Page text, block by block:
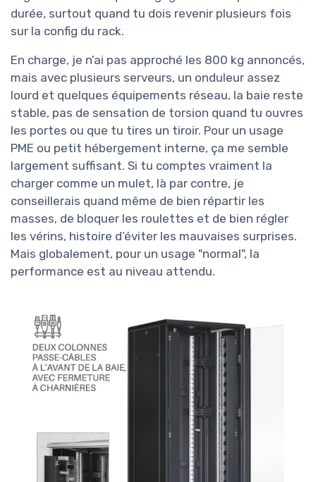
durée, surtout quand tu dois revenir plusieurs fois
sur la config du rack.
En charge, je n’ai pas approché les 800 kg annoncés,
mais avec plusieurs serveurs, un onduleur assez
lourd et quelques équipements réseau, la baie reste
stable, pas de sensation de torsion quand tu ouvres
les portes ou que tu tires un tiroir. Pour un usage
PME ou petit hébergement interne, ça me semble
largement suffisant. Si tu comptes vraiment la
charger comme un mulet, là par contre, je
conseillerais quand même de bien répartir les
masses, de bloquer les roulettes et de bien régler
les vérins, histoire d’éviter les mauvaises surprises.
Mais globalement, pour un usage "normal", la
performance est au niveau attendu.